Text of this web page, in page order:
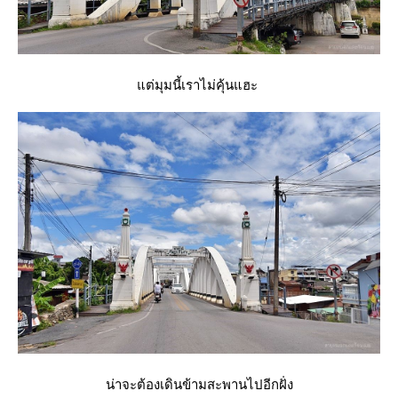
ต่มุมนี้เราไม่คุ้นแฮะ
น่าจะต้องเดินข้ามสะพานไปอีกฝั่ง